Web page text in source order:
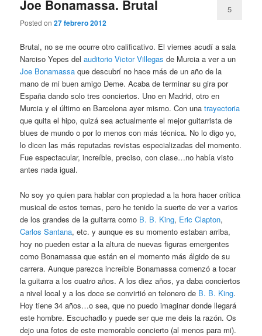
Joe Bonamassa. Brutal
Posted on27 febrero 2012
5
Brutal, no se me ocurre otro calificativo. El viernes acudí a sala
Narciso Yepes delauditorio Victor Villegas de Murcia a ver a un
Joe Bonamassa que descubrí no hace más de un año de la
mano de mi buen amigo Deme. Acaba de terminar su gira por
España dando solo tres conciertos. Uno en Madrid, otro en
Murcia y el último en Barcelona ayer mismo. Con unatrayectoria
que quita el hipo, quizá sea actualmente el mejor guitarrista de
blues de mundo o por lo menos con más técnica. No lo digo yo,
lo dicen las más reputadas revistas especializadas del momento.
Fue espectacular, increíble, preciso, con clase…no había visto
antes nada igual.
No soy yo quien para hablar con propiedad a la hora hacer crítica
musical de estos temas, pero he tenido la suerte de ver a varios
de los grandes de la guitarra como B. B. King, Eric Clapton,
Carlos Santana, etc. y aunque es su momento estaban arriba,
hoy no pueden estar a la altura de nuevas figuras emergentes
como Bonamassa que están en el momento más álgido de su
carrera. Aunque parezca increíble Bonamassa comenzó a tocar
la guitarra a los cuatro años. A los diez años, ya daba conciertos
a nivel local y a los doce se convirtió en telonero de B. B. King.
Hoy tiene 34 años…o sea, que no puedo imaginar donde llegará
este hombre. Escuchadlo y puede ser que me deis la razón. Os
dejo una fotos de este memorable concierto (al menos para mi).